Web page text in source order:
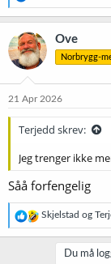
e
a
k
s
j
o
e
Ove
Norbrygg-
21 Apr 2026
Terjedd skrev:
Jeg trenger ikke
Såå forfengelig
R
e
a
Skjelstad og
Du må